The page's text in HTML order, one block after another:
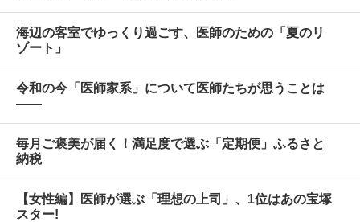
海辺の客室でゆっくり過ごす、医師のための「夏のリ
ゾート」
令和の今「医師家系」について医師たちが思うことは
――
毎月ご褒美が届く！満足度で選ぶ「定期便」ふるさと
納税
【女性編】医師が選ぶ「理想の上司」、1位はあの宝塚
スター!